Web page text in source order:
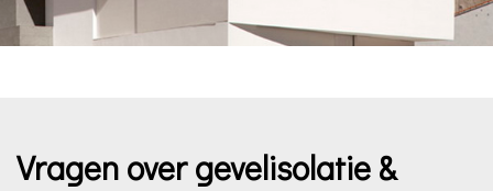
Vragen over gevelisolatie &